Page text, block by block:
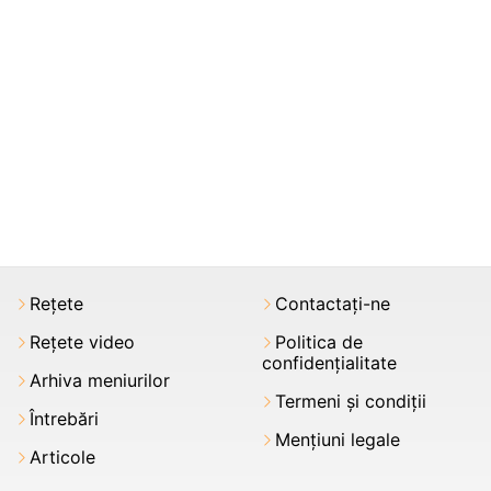
Rețete
Rețete video
Arhiva meniurilor
Întrebări
Articole
Contactați-ne
Politica de
confidențialitate
Termeni şi condiții
Mențiuni legale